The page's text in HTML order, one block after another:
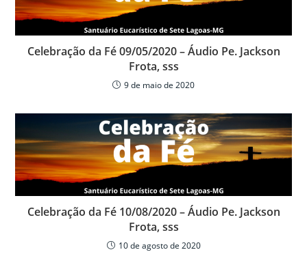
Celebração da Fé 09/05/2020 – Áudio Pe. Jackson
Frota, sss
9 de maio de 2020
Celebração da Fé 10/08/2020 – Áudio Pe. Jackson
Frota, sss
10 de agosto de 2020